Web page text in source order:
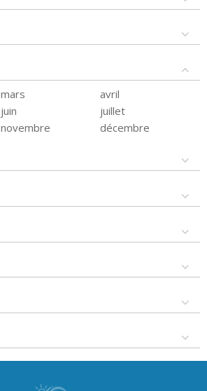
mars
avril
juin
juillet
novembre décembre